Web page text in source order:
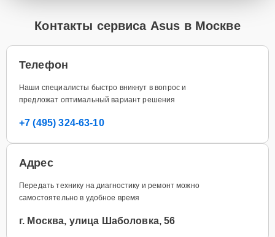
Контакты сервиса Asus в Москве
Телефон
Наши специалисты быстро вникнут в вопрос и
предложат оптимальный вариант решения
+7 (495) 324-63-10
Адрес
Передать технику на диагностику и ремонт можно
самостоятельно в удобное время
г. Москва, улица Шаболовка, 56